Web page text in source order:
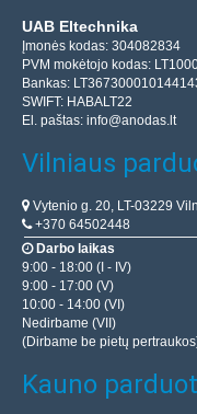
UAB Eltechnika
Įmonės kodas: 304082834
PVM mokėtojo kodas:
Bankas:
SWIFT: HABALT22
El. paštas: info@anodas.lt
Vilniaus
Vytenio g. 20, LT-03229
+370 64502448
Darbo laikas
9:00 - 18:00 (I - IV)
9:00 - 17:00 (V)
10:00 - 14:00 (VI)
Nedirbame (VII)
(Dirbame be pietų
Kauno